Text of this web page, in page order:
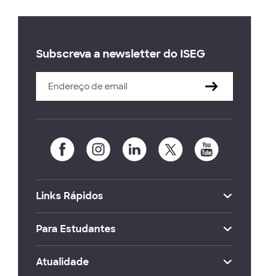
Subscreva a newsletter do ISEG
Links Rápidos
Para Estudantes
Atualidade